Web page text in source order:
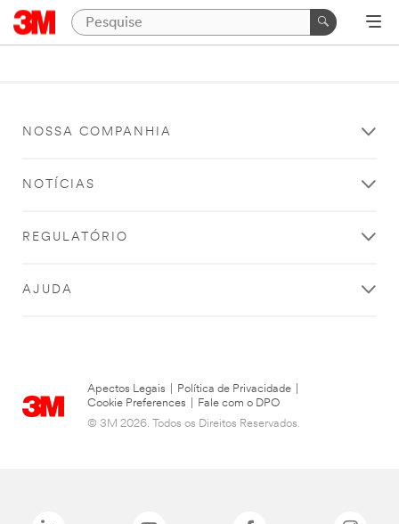
NOSSA COMPANHIA
NOTÍCIAS
REGULATÓRIO
AJUDA
Apectos Legais Política de Privacidade
Cookie Preferences
Fale com o DPO
© 3M 2026. Todos os Direitos Reservados.